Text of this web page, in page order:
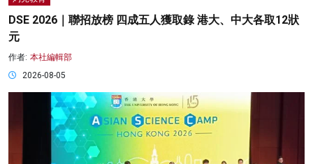
DSE 2026｜聯招放榜 四成五人獲取錄 港大、中大各取12狀
元
作者: 本社編輯部
2026-08-05